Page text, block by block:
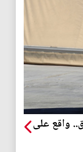
واقع على